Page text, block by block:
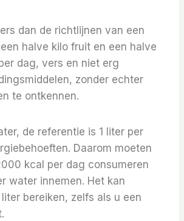
dan de richtlijnen van een
halve kilo fruit en een halve
dag, vers en niet erg
zonder echter
te ontkennen.
de referentie is 1 liter per
Daarom moeten
kcal per dag consumeren
water innemen. Het kan
bereiken, zelfs als u een